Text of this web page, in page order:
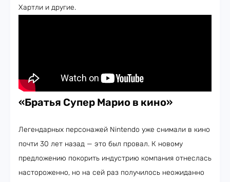
Хартли и другие.
«Братья Супер Марио в кино»
Легендарных персонажей Nintendo уже снимали в кино
почти 30 лет назад — это был провал. К новому
предложению покорить индустрию компания отнеслась
настороженно, но на сей раз получилось неожиданно